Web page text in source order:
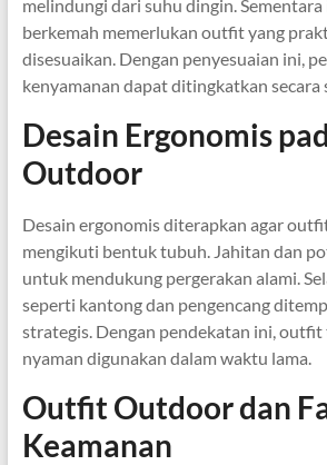
melindungi dari suhu dingin.
berkemah memerlukan outfit yang
disesuaikan. Dengan penyesuaian ini,
kenyamanan dapat ditingkatkan secara
Desain Ergonomis
Outdoor
Desain ergonomis diterapkan agar
mengikuti bentuk tubuh. Jahitan dan
untuk mendukung pergerakan alami.
seperti kantong dan pengencang
strategis. Dengan pendekatan ini, outfit
nyaman digunakan dalam waktu lama.
Outfit Outdoor dan
Keamanan